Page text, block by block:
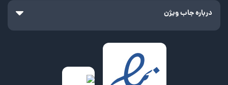
درباره جاب ویژن